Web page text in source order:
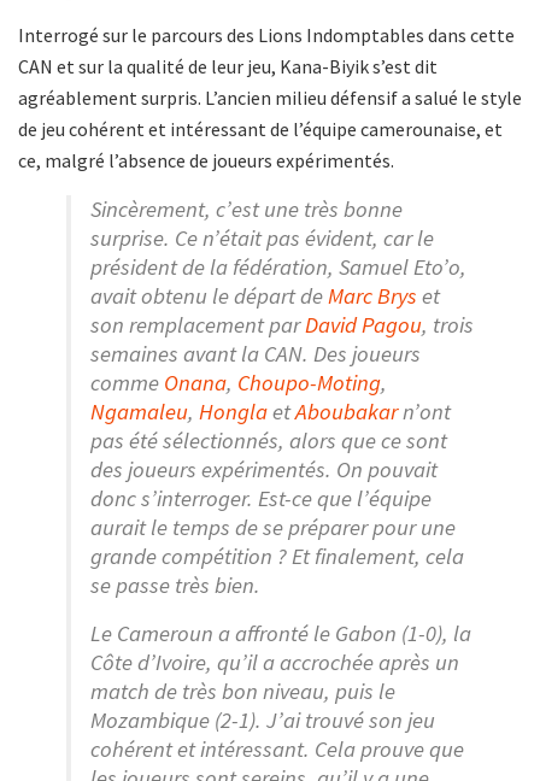
Interrogé sur le parcours des Lions Indomptables dans cette
CAN et sur la qualité de leur jeu, Kana-Biyik s’est dit
agréablement surpris. L’ancien milieu défensif a salué le style
de jeu cohérent et intéressant de l’équipe camerounaise, et
ce, malgré l’absence de joueurs expérimentés.
Sincèrement, c’est une très bonne
surprise. Ce n’était pas évident, car le
président de la fédération, Samuel Eto’o,
avait obtenu le départ deMarc Brys et
son remplacement parDavid Pagou, trois
semaines avant la CAN. Des joueurs
comme Onana, Choupo-Moting,
Ngamaleu, HonglaetAboubakarn’ont
pas été sélectionnés, alors que ce sont
des joueurs expérimentés. On pouvait
donc s’interroger. Est-ce que l’équipe
aurait le temps de se préparer pour une
grande compétition ? Et finalement, cela
se passe très bien.
Le Cameroun a affronté le Gabon (1-0), la
Côte d’Ivoire, qu’il a accrochée après un
match de très bon niveau, puis le
Mozambique (2-1). J’ai trouvé son jeu
cohérent et intéressant. Cela prouve que